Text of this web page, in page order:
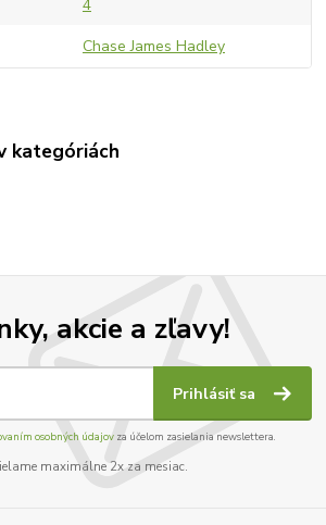
4
Chase James Hadley
kategóriách
akcie a zľavy!
Prihlásiť sa
osobných údajov za účelom zasielania newslettera.
maximálne 2x za mesiac.